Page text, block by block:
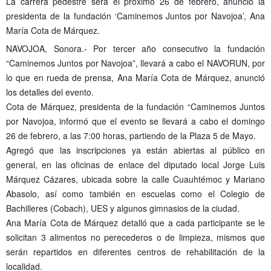
presidenta de la fundación ‘Caminemos Juntos por Navojoa’, Ana
María Cota de Márquez.
NAVOJOA, Sonora.- Por tercer año consecutivo la fundación
“Caminemos Juntos por Navojoa”, llevará a cabo el NAVORUN, por
lo que en rueda de prensa, Ana María Cota de Márquez, anunció
los detalles del evento.
Cota de Márquez, presidenta de la fundación “Caminemos Juntos
por Navojoa, informó que el evento se llevará a cabo el domingo
26 de febrero, a las 7:00 horas, partiendo de la Plaza 5 de Mayo.
Agregó que las inscripciones ya están abiertas al público en
general, en las oficinas de enlace del diputado local Jorge Luis
Márquez Cázares, ubicada sobre la calle Cuauhtémoc y Mariano
Abasolo, así como también en escuelas como el Colegio de
Bachilleres (Cobach), UES y algunos gimnasios de la ciudad.
Ana María Cota de Márquez detalló que a cada participante se le
solicitan 3 alimentos no perecederos o de limpieza, mismos que
serán repartidos en diferentes centros de rehabilitación de la
localidad.